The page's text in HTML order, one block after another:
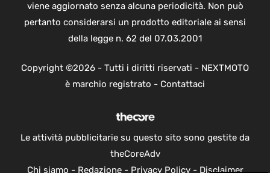
viene aggiornato senza alcuna periodicità. Non può
pertanto considerarsi un prodotto editoriale ai sensi
della legge n. 62 del 07.03.2001
Copyright ©2026 - Tutti i diritti riservati - NEXTMOTO
è marchio registrato - Contattaci
Le attività pubblicitarie su questo sito sono gestite da
theCoreAdv
Chi siamo - Redazione- Privacy Policy- Disclaimer